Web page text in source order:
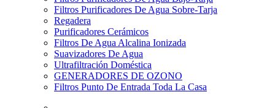
Filtros Purificadores De Agua Sobre-Tarja
Regadera
Purificadores Cerámicos
Filtros De Agua Alcalina Ionizada
Suavizadores De Agua
Ultrafiltración Doméstica
GENERADORES DE OZONO
Filtros Punto De Entrada Toda La Casa